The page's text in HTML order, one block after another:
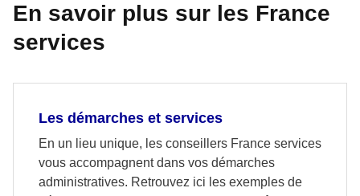
En savoir plus sur les France
services
Les démarches et services
En un lieu unique, les conseillers France services
vous accompagnent dans vos démarches
administratives. Retrouvez ici les exemples de